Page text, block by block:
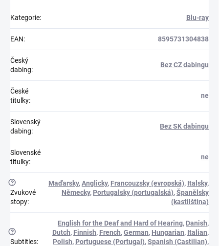
Kategorie: Blu-ray
EAN: 8595731304838
Český
dabing:
Bez CZ dabingu
České
titulky:
ne
Slovenský
dabing:
Bez SK dabingu
Slovenské
titulky:
ne
?
Zvukové
stopy:
Maďarsky,Anglicky, Francouzsky (evropská), Italsky,
Německy, Portugalsky (portugalská),Španělsky
(kastilština)
?
Subtitles:
English for the Deaf and Hard of Hearing, Danish,
Dutch, Finnish, French,German, Hungarian, Italian,
Polish, Portuguese (Portugal),Spanish (Castilian),